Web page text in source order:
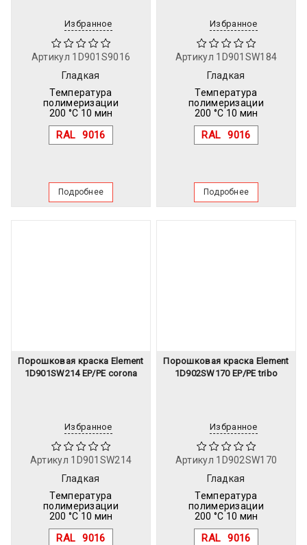
Избранное
Артикул 1D901S9016
Гладкая
Температура
полимеризации
200 °C 10 мин
RAL 9016
Подробнее
Избранное
Артикул 1D901SW184
Гладкая
Температура
полимеризации
200 °C 10 мин
RAL 9016
Подробнее
Порошковая краска Element
1D901SW214 EP/PE corona
Избранное
Артикул 1D901SW214
Гладкая
Температура
полимеризации
200 °C 10 мин
RAL 9016
Порошковая краска Element
1D902SW170 EP/PE tribo
Избранное
Артикул 1D902SW170
Гладкая
Температура
полимеризации
200 °C 10 мин
RAL 9016